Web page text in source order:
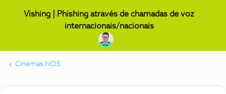
Vishing | Phishing através de chamadas de voz
internacionais/nacionais
Cinemas NOS